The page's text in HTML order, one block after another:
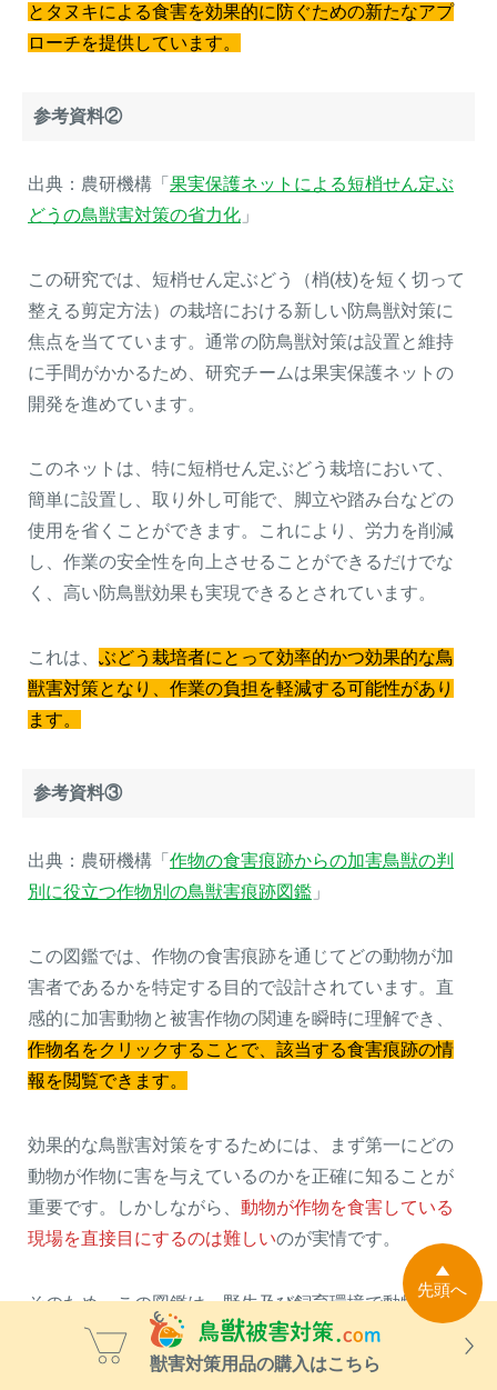
とタヌキによる食害を効果的に防ぐための新たなアプ
ローチを提供しています。
参考資料②
出典：農研機構「 果実保護ネットによる短梢せん定ぶ
どうの鳥獣害対策の省力化 」
この研究では、短梢せん定ぶどう（梢(枝)を短く切って
整える剪定方法）の栽培における新しい防鳥獣対策に
焦点を当てています。通常の防鳥獣対策は設置と維持
に手間がかかるため、研究チームは果実保護ネットの
開発を進めています。
このネットは、特に短梢せん定ぶどう栽培において、
簡単に設置し、取り外し可能で、脚立や踏み台などの
使用を省くことができます。これにより、労力を削減
し、作業の安全性を向上させることができるだけでな
く、高い防鳥獣効果も実現できるとされています。
これは、 ぶどう栽培者にとって効率的かつ効果的な鳥
獣害対策となり、作業の負担を軽減する可能性があり
ます。
参考資料③
出典：農研機構「 作物の食害痕跡からの加害鳥獣の判
別に役立つ作物別の鳥獣害痕跡図鑑 」
この図鑑では、作物の食害痕跡を通じてどの動物が加
害者であるかを特定する目的で設計されています。直
感的に加害動物と被害作物の関連を瞬時に理解でき、
作物名をクリックすることで、該当する食害痕跡の情
報を閲覧できます。
効果的な鳥獣害対策をするためには、まず第一にどの
動物が作物に害を与えているのかを正確に知ることが
重要です。しかしながら、 動物が作物を食害している
現場を直接目にするのは難しいのが実情です。
そのため、この図鑑は、野生及び飼育環境で動物に食
害された作物の痕跡写真を収集・整理し、ウェブ上で
公開しています。これにより、作物の食害痕跡を見
獣害対策用品の購入はこちら
先頭へ